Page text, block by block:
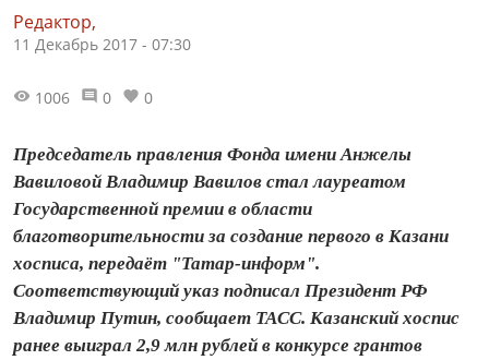
Редактор,
11 Декабрь 2017 - 07:30
1006 0 0
Председатель правления Фонда имени Анжелы
Вавиловой Владимир Вавилов стал лауреатом
Государственной премии в области
благотворительности за создание первого в Казани
хосписа, передаёт "Татар-информ".
Соответствующий указ подписал Президент РФ
Владимир Путин, сообщает ТАСС. Казанский хоспис
ранее выиграл 2,9 млн рублей в конкурсе грантов